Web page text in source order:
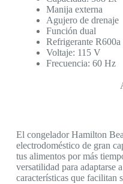
Manija externa
Agujero de drenaje
Función dual
Refrigerante R600a
Voltaje: 115 V
Frecuencia: 60 Hz
El congelador Hamilton
electrodoméstico de gran
tus alimentos por más
versatilidad para adaptarse
características que facilitan